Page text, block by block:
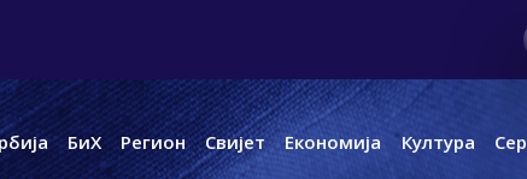
БиХ Регион Свијет Економија Култура